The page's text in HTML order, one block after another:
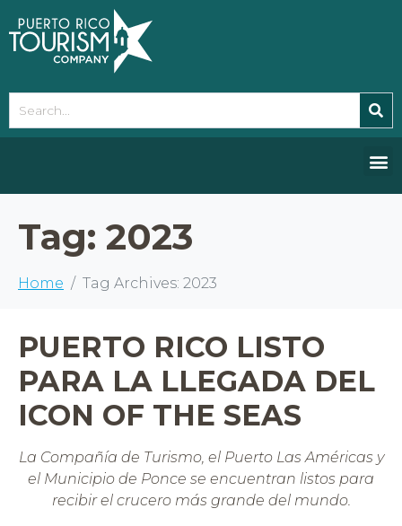
note:
This
website
accessibility
Tag: 2023
Home Tag Archives: 2023
PUERTO RICO LISTO
PARA LA LLEGADA DEL
ICON OF THE SEAS
La Compañía de Turismo, el Puerto Las Américas y
el Municipio de Ponce se encuentran listos para
recibir el crucero más grande del mundo.